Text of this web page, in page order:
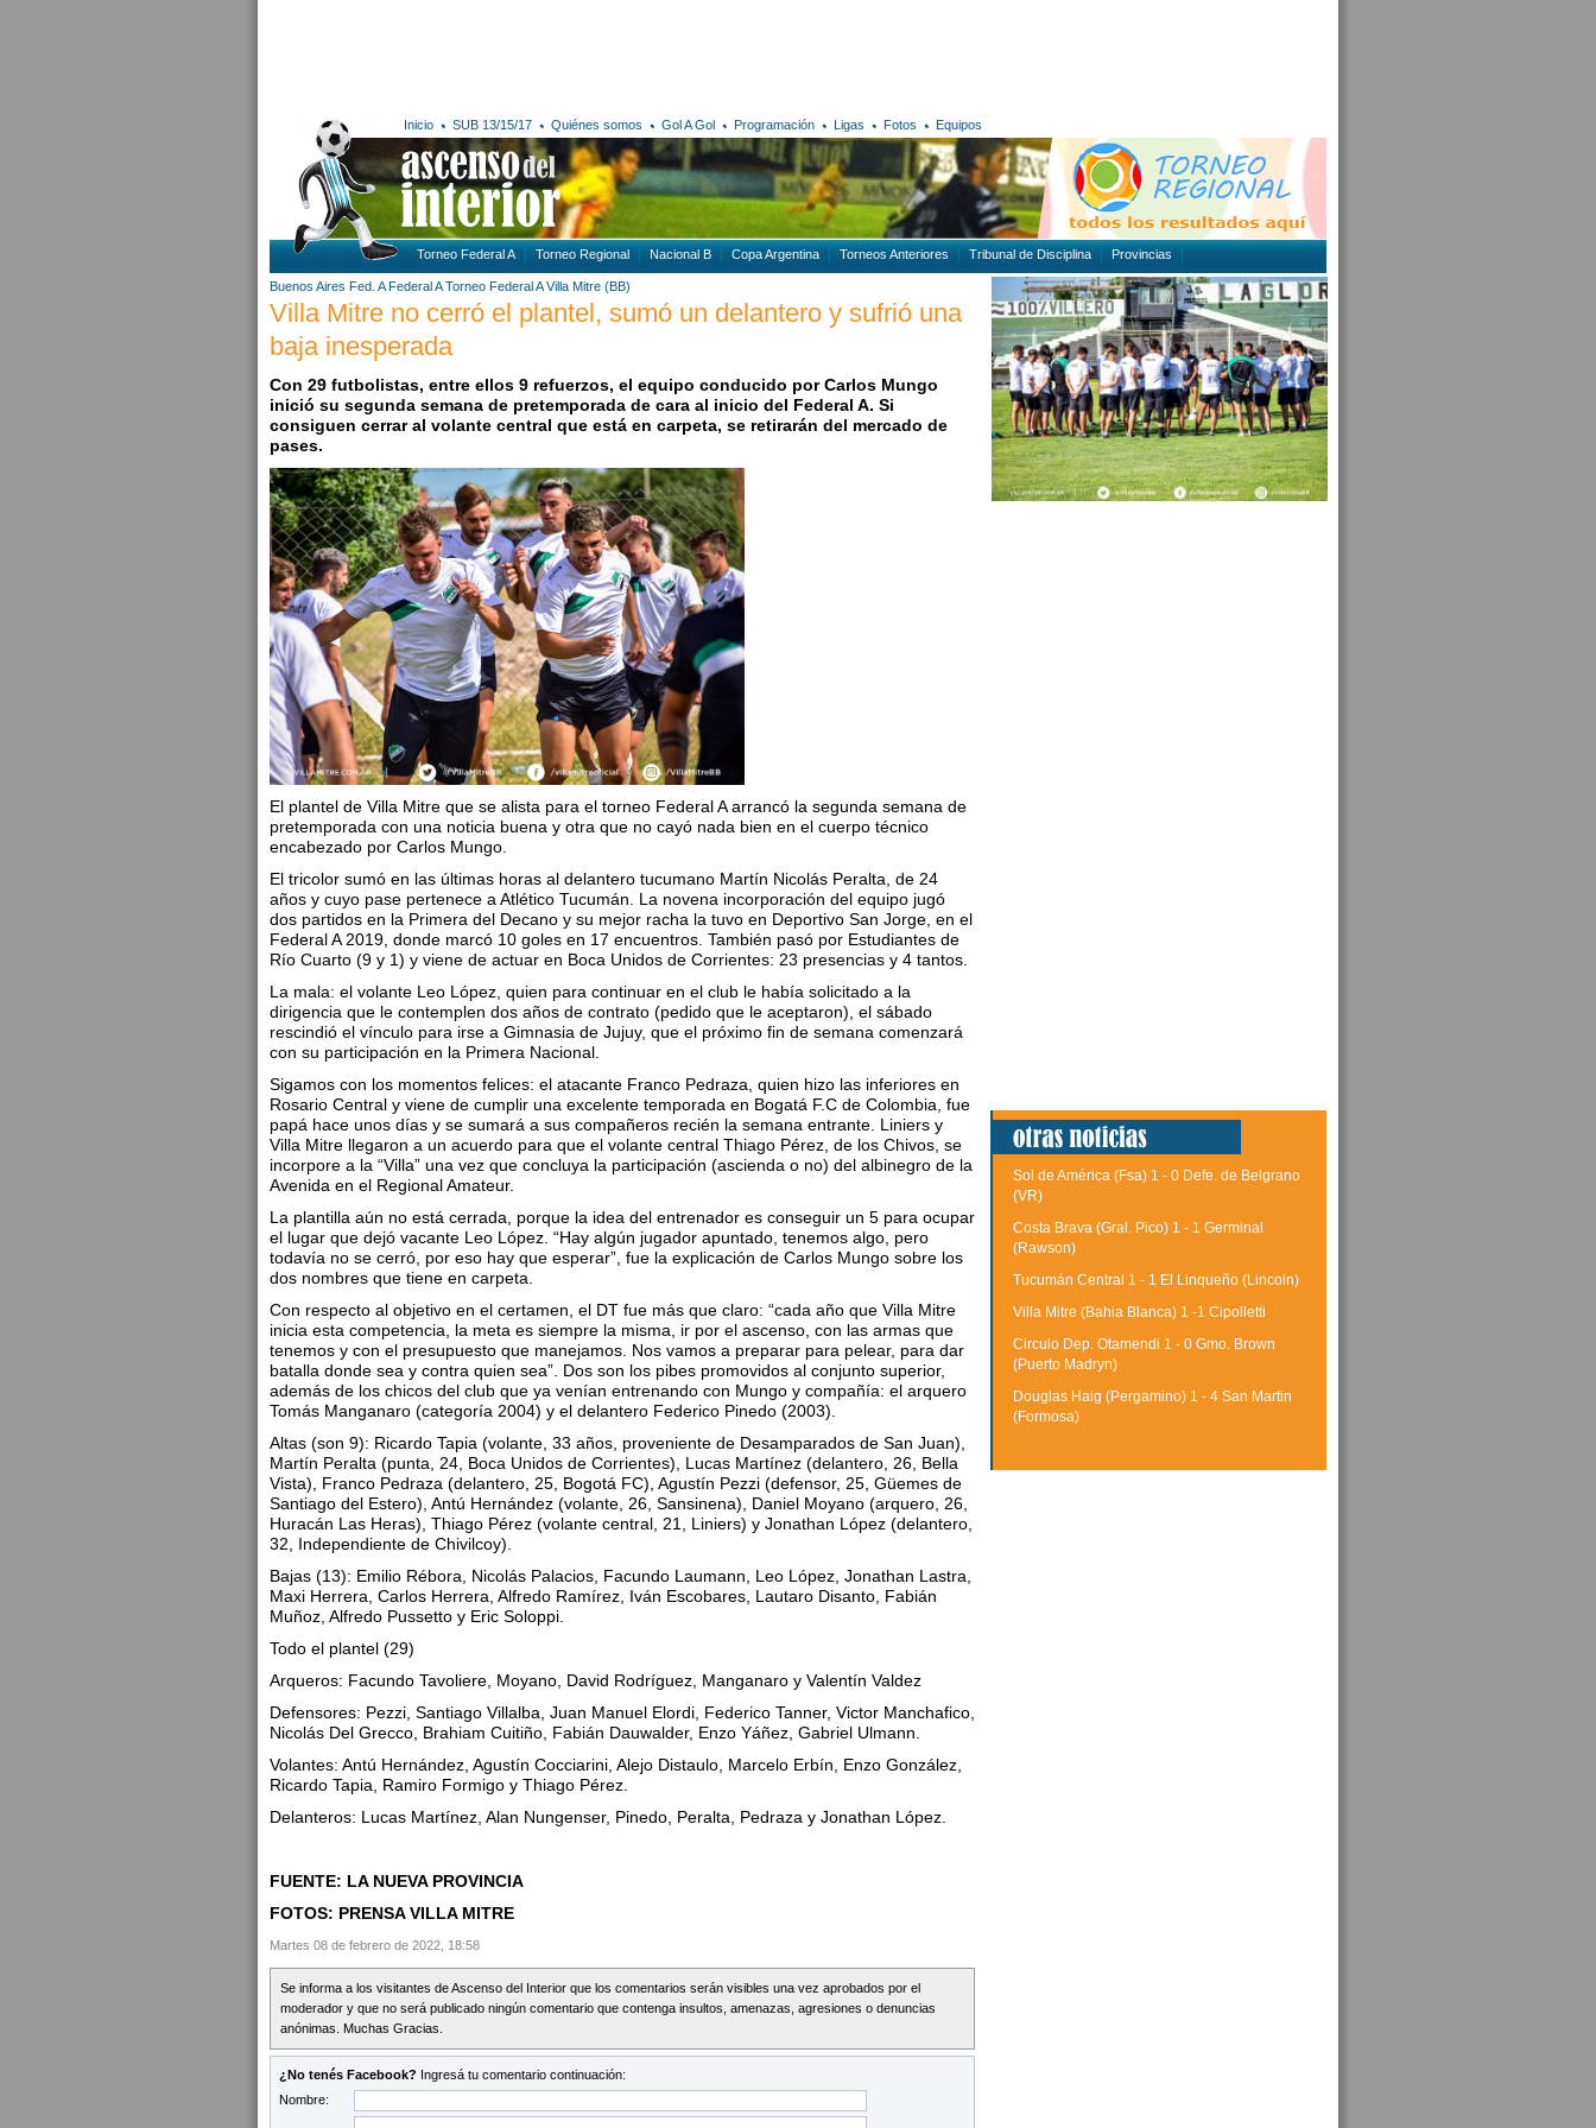
Inicio SUB 13/15/17 Quiénes somos Gol A Gol Programación Ligas Fotos Equipos
Torneo Federal A Torneo Regional Nacional B Copa Argentina Torneos Anteriores Tribunal de Disciplina Provincias
Buenos Aires Fed. A Federal A Torneo Federal A Villa Mitre (BB)
Villa Mitre no cerró el plantel, sumó un delantero y sufrió una
baja inesperada
Con 29 futbolistas, entre ellos 9 refuerzos, el equipo conducido por Carlos Mungo
inició su segunda semana de pretemporada de cara al inicio del Federal A. Si
consiguen cerrar al volante central que está en carpeta, se retirarán del mercado de
pases.
El plantel de Villa Mitre que se alista para el torneo Federal A arrancó la segunda semana de
pretemporada con una noticia buena y otra que no cayó nada bien en el cuerpo técnico
encabezado por Carlos Mungo.
El tricolor sumó en las últimas horas al delantero tucumano Martín Nicolás Peralta, de 24
años y cuyo pase pertenece a Atlético Tucumán. La novena incorporación del equipo jugó
dos partidos en la Primera del Decano y su mejor racha la tuvo en Deportivo San Jorge, en el
Federal A 2019, donde marcó 10 goles en 17 encuentros. También pasó por Estudiantes de
Río Cuarto (9 y 1) y viene de actuar en Boca Unidos de Corrientes: 23 presencias y 4 tantos.
La mala: el volante Leo López, quien para continuar en el club le había solicitado a la
dirigencia que le contemplen dos años de contrato (pedido que le aceptaron), el sábado
rescindió el vínculo para irse a Gimnasia de Jujuy, que el próximo fin de semana comenzará
con su participación en la Primera Nacional.
Sigamos con los momentos felices: el atacante Franco Pedraza, quien hizo las inferiores en
Rosario Central y viene de cumplir una excelente temporada en Bogatá F.C de Colombia, fue
papá hace unos días y se sumará a sus compañeros recién la semana entrante. Liniers y
Villa Mitre llegaron a un acuerdo para que el volante central Thiago Pérez, de los Chivos, se
incorpore a la “Villa” una vez que concluya la participación (ascienda o no) del albinegro de la
Avenida en el Regional Amateur.
La plantilla aún no está cerrada, porque la idea del entrenador es conseguir un 5 para ocupar
el lugar que dejó vacante Leo López. “Hay algún jugador apuntado, tenemos algo, pero
todavía no se cerró, por eso hay que esperar”, fue la explicación de Carlos Mungo sobre los
dos nombres que tiene en carpeta.
Con respecto al objetivo en el certamen, el DT fue más que claro: “cada año que Villa Mitre
inicia esta competencia, la meta es siempre la misma, ir por el ascenso, con las armas que
tenemos y con el presupuesto que manejamos. Nos vamos a preparar para pelear, para dar
batalla donde sea y contra quien sea”. Dos son los pibes promovidos al conjunto superior,
además de los chicos del club que ya venían entrenando con Mungo y compañía: el arquero
Tomás Manganaro (categoría 2004) y el delantero Federico Pinedo (2003).
Altas (son 9): Ricardo Tapia (volante, 33 años, proveniente de Desamparados de San Juan),
Martín Peralta (punta, 24, Boca Unidos de Corrientes), Lucas Martínez (delantero, 26, Bella
Vista), Franco Pedraza (delantero, 25, Bogotá FC), Agustín Pezzi (defensor, 25, Güemes de
Santiago del Estero), Antú Hernández (volante, 26, Sansinena), Daniel Moyano (arquero, 26,
Huracán Las Heras), Thiago Pérez (volante central, 21, Liniers) y Jonathan López (delantero,
32, Independiente de Chivilcoy).
Bajas (13): Emilio Rébora, Nicolás Palacios, Facundo Laumann, Leo López, Jonathan Lastra,
Maxi Herrera, Carlos Herrera, Alfredo Ramírez, Iván Escobares, Lautaro Disanto, Fabián
Muñoz, Alfredo Pussetto y Eric Soloppi.
Todo el plantel (29)
Arqueros: Facundo Tavoliere, Moyano, David Rodríguez, Manganaro y Valentín Valdez
Defensores: Pezzi, Santiago Villalba, Juan Manuel Elordi, Federico Tanner, Victor Manchafico,
Nicolás Del Grecco, Brahiam Cuitiño, Fabián Dauwalder, Enzo Yáñez, Gabriel Ulmann.
Volantes: Antú Hernández, Agustín Cocciarini, Alejo Distaulo, Marcelo Erbín, Enzo González,
Ricardo Tapia, Ramiro Formigo y Thiago Pérez.
Delanteros: Lucas Martínez, Alan Nungenser, Pinedo, Peralta, Pedraza y Jonathan López.
FUENTE: LA NUEVA PROVINCIA
FOTOS: PRENSA VILLA MITRE
Martes 08 de febrero de 2022, 18:58
Se informa a los visitantes de Ascenso del Interior que los comentarios serán visibles una vez aprobados por el
moderador y que no será publicado ningún comentario que contenga insultos, amenazas, agresiones o denuncias
anónimas. Muchas Gracias.
¿No tenés Facebook? Ingresá tu comentario continuación:
Nombre:
Sol de América (Fsa) 1 - 0 Defe. de Belgrano
(VR)
Costa Brava (Gral. Pico) 1 - 1 Germinal
(Rawson)
Tucumán Central 1 - 1 El Linqueño (Lincoln)
Villa Mitre (Bahia Blanca) 1 -1 Cipolletti
Circulo Dep. Otamendi 1 - 0 Gmo. Brown
(Puerto Madryn)
Douglas Haig (Pergamino) 1 - 4 San Martin
(Formosa)